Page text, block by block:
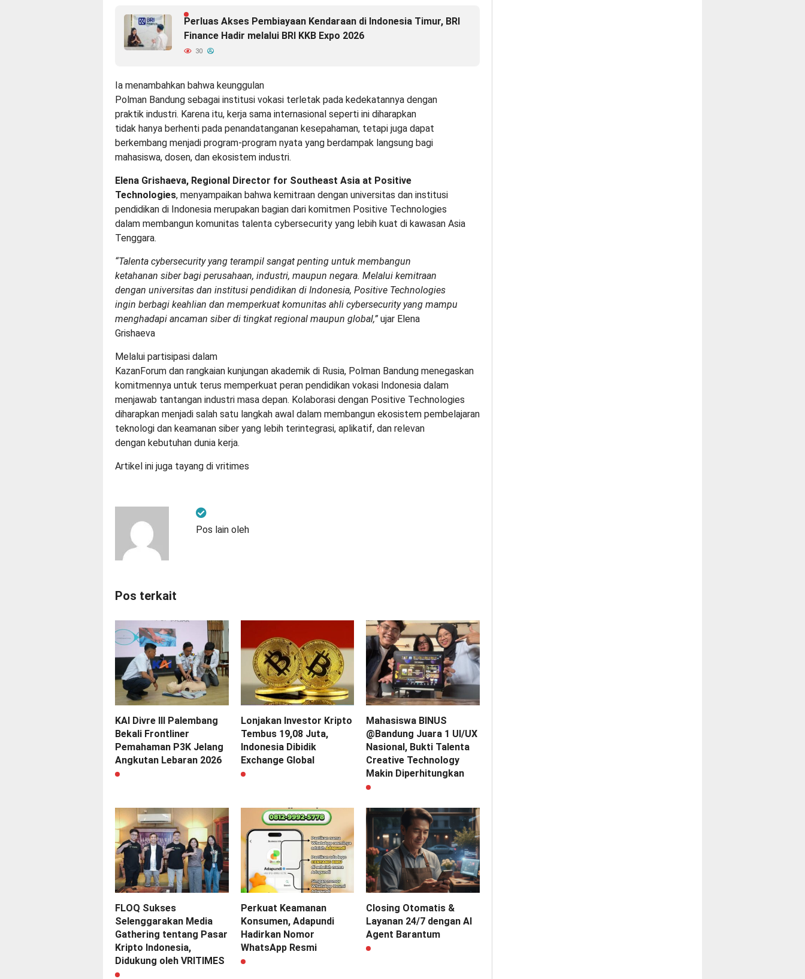
Perluas Akses Pembiayaan Kendaraan di Indonesia Timur, BRI
Finance Hadir melalui BRI KKB Expo 2026
30
Ia menambahkan bahwa keunggulan
Polman Bandung sebagai institusi vokasi terletak pada kedekatannya dengan
praktik industri. Karena itu, kerja sama internasional seperti ini diharapkan
tidak hanya berhenti pada penandatanganan kesepahaman, tetapi juga dapat
berkembang menjadi program-program nyata yang berdampak langsung bagi
mahasiswa, dosen, dan ekosistem industri.
Elena Grishaeva, Regional Director for Southeast Asia at Positive
Technologies, menyampaikan bahwa kemitraan dengan universitas dan institusi
pendidikan di Indonesia merupakan bagian dari komitmen Positive Technologies
dalam membangun komunitas talenta cybersecurity yang lebih kuat di kawasan Asia
Tenggara.
“Talenta cybersecurity yang terampil sangat penting untuk membangun
ketahanan siber bagi perusahaan, industri, maupun negara. Melalui kemitraan
dengan universitas dan institusi pendidikan di Indonesia, Positive Technologies
ingin berbagi keahlian dan memperkuat komunitas ahli cybersecurity yang mampu
menghadapi ancaman siber di tingkat regional maupun global,” ujar Elena
Grishaeva
Melalui partisipasi dalam
KazanForum dan rangkaian kunjungan akademik di Rusia, Polman Bandung menegaskan
komitmennya untuk terus memperkuat peran pendidikan vokasi Indonesia dalam
menjawab tantangan industri masa depan. Kolaborasi dengan Positive Technologies
diharapkan menjadi salah satu langkah awal dalam membangun ekosistem pembelajaran
teknologi dan keamanan siber yang lebih terintegrasi, aplikatif, dan relevan
dengan kebutuhan dunia kerja.
Artikel ini juga tayang di vritimes
Pos lain oleh
Pos terkait
KAI Divre III Palembang
Bekali Frontliner
Pemahaman P3K Jelang
Angkutan Lebaran 2026
Lonjakan Investor Kripto
Tembus 19,08 Juta,
Indonesia Dibidik
Exchange Global
Mahasiswa BINUS
@Bandung Juara 1 UI/UX
Nasional, Bukti Talenta
Creative Technology
Makin Diperhitungkan
FLOQ Sukses
Selenggarakan Media
Gathering tentang Pasar
Kripto Indonesia,
Didukung oleh VRITIMES
Perkuat Keamanan
Konsumen, Adapundi
Hadirkan Nomor
WhatsApp Resmi
Closing Otomatis &
Layanan 24/7 dengan AI
Agent Barantum